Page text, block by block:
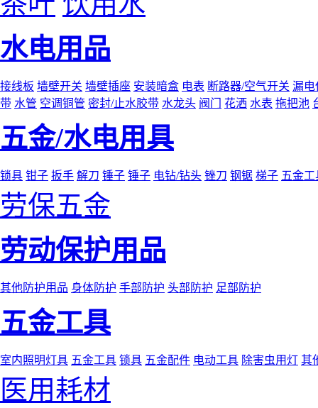
水电用品
接线板 墙壁开关 墙壁插座 安装暗盒 电表 断路器/空气开关 漏电
带 水管 空调铜管 密封/止水胶带 水龙头 阀门 花洒 水表 拖把池
五金/水电用具
锁具 钳子 扳手 解刀 锤子 锤子 电钻/钻头 锉刀 钢锯 梯子 五金
劳保五金
劳动保护用品
其他防护用品 身体防护 手部防护 头部防护 足部防护
五金工具
室内照明灯具 五金工具 锁具 五金配件 电动工具 除害虫用灯 其
医用耗材